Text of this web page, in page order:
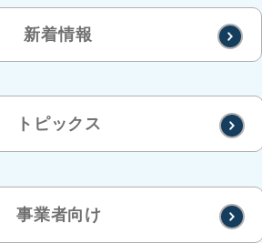
新着情報
いて
トピックス
事業者向け